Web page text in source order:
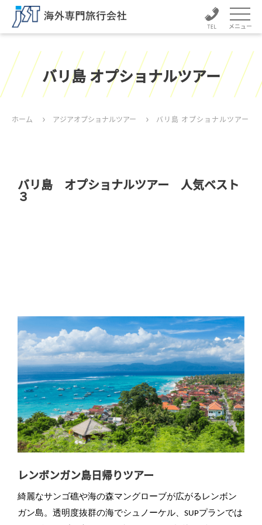
メニュー
バリ島 オプショナルツアー
ホーム アジアオプショナルツアー バリ島 オプショナルツアー
バリ島 オプショナルツアー 人気ベスト
３
レンボンガン島日帰りツアー
綺麗なサンゴ礁や海の森マングローブが広がるレンボン
ガン島。透明度抜群の海でシュノーケル、SUPプランでは